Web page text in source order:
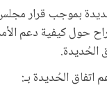
بموجب قرار
حول كيفية دعم
الحُديدة.